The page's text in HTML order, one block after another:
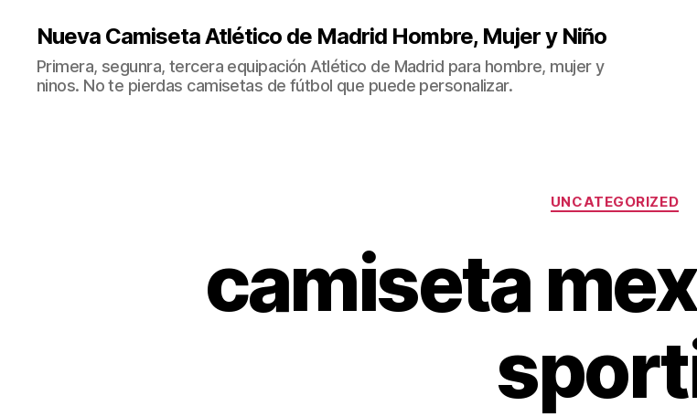
Nueva Camiseta Atlético de Madrid Hombre, Mujer y Niño
Primera, segunra, tercera equipación Atlético de Madrid para hombre, mujer y
ninos. No te pierdas camisetas de fútbol que puede personalizar.
Categorías
UNCATEGORIZED
camiseta